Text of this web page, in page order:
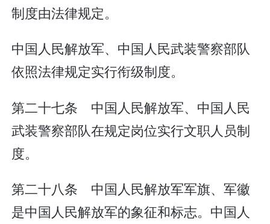
制度由法律规定。
中国人民解放军、中国人民武装警察部队
依照法律规定实行衔级制度。
第二十七条 中国人民解放军、中国人民
武装警察部队在规定岗位实行文职人员制
度。
第二十八条 中国人民解放军军旗、军徽
是中国人民解放军的象征和标志。中国人